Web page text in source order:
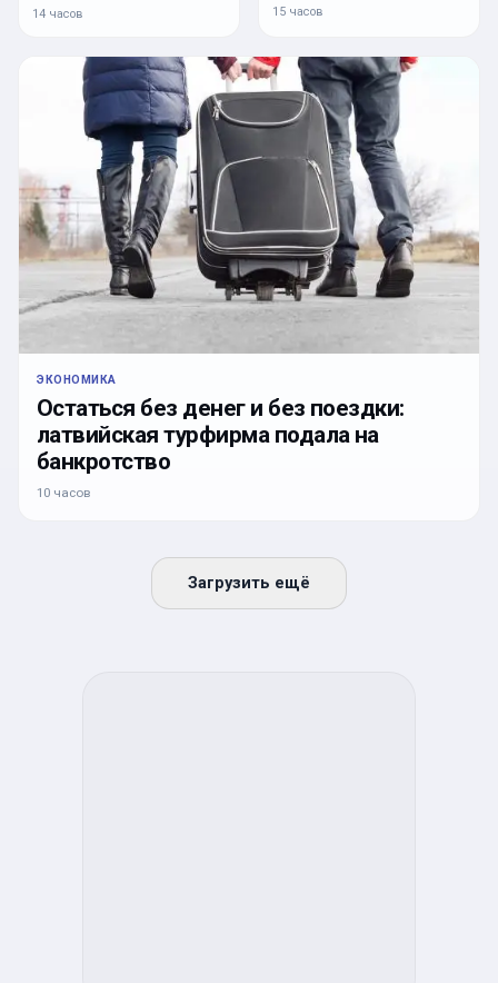
14 часов 15 часов
ЭКОНОМИКА
Остаться без денег и без поездки:
латвийская турфирма подала на
банкротство
10 часов
Загрузить ещё